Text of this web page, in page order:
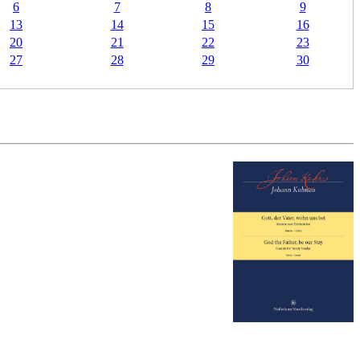
6 7 8
9
13 14 15
16
20 21 22
23
27 28 29
30